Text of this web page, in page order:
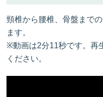
頸椎から腰椎、骨盤まで
ます。
※動画は2分11秒です。再
ください。